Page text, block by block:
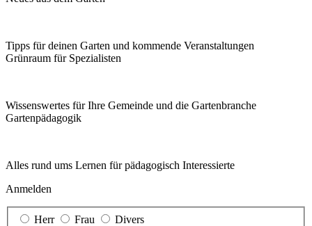
Tipps für deinen Garten und kommende Veranstaltungen
Grünraum für Spezialisten
Wissenswertes für Ihre Gemeinde und die Gartenbranche
Garten­pädagogik
Alles rund ums Lernen für pädagogisch Interessierte
Anmelden
Herr Frau
Divers